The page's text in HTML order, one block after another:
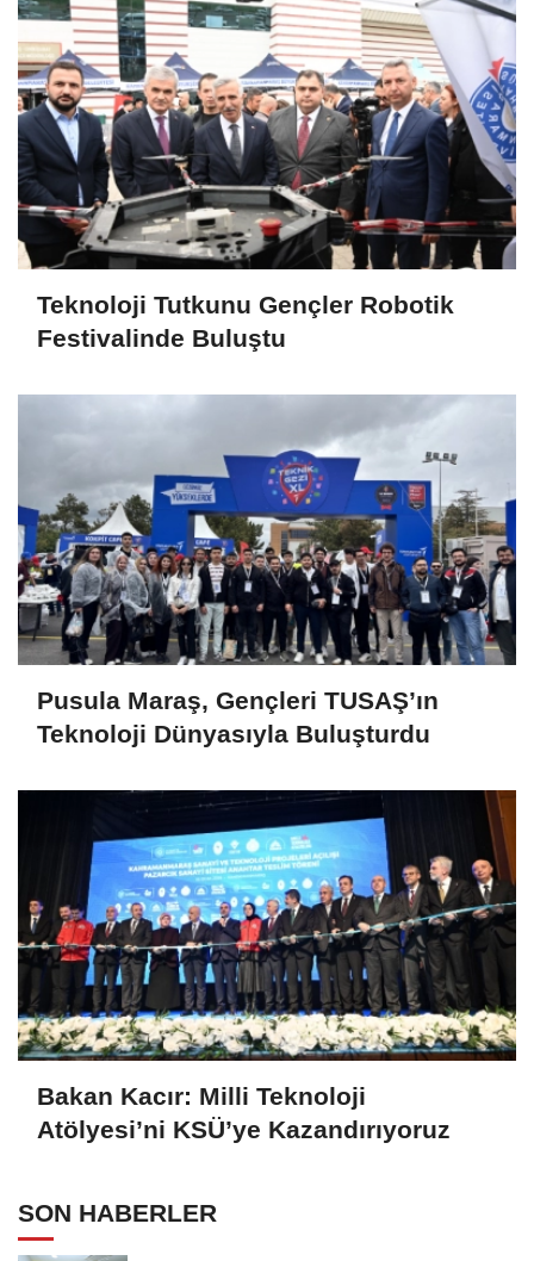
Teknoloji Tutkunu Gençler Robotik
Festivalinde Buluştu
Pusula Maraş, Gençleri TUSAŞ’ın
Teknoloji Dünyasıyla Buluşturdu
Bakan Kacır: Milli Teknoloji
Atölyesi’ni KSÜ’ye Kazandırıyoruz
SON HABERLER